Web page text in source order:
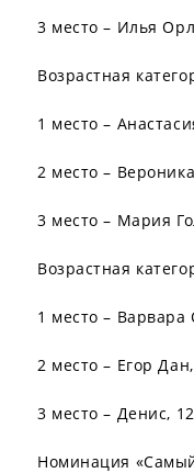
3 место – Илья
Возрастная
1 место –
2 место –
3 место – Мария
Возрастная
1 место – Варвара
2 место – Егор
3 место – Денис,
Номинация